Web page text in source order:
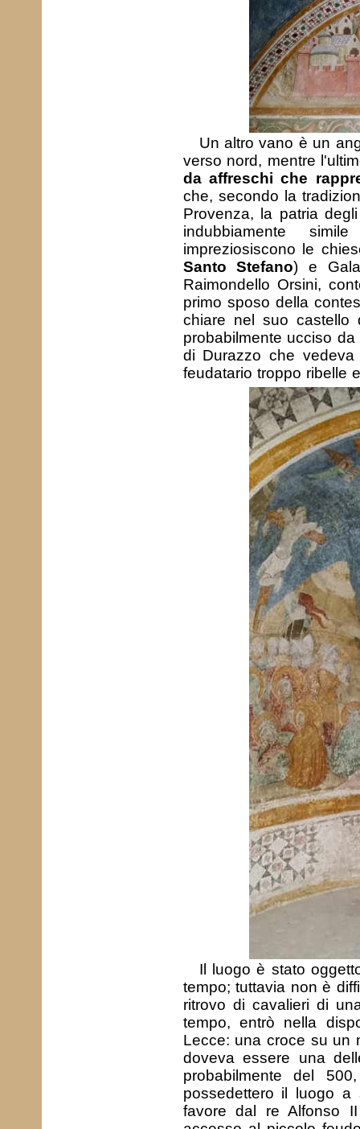
Un altro vano è un
verso nord, mentre
da affreschi che
che, secondo la
Provenza, la patria
indubbiamente
impreziosiscono le
Santo Stefano) e
Raimondello Orsini,
primo sposo della
chiare nel suo castello
probabilmente ucciso
di Durazzo che
feudatario troppo ribelle
Il luogo è stato
tempo; tuttavia non è
ritrovo di cavalieri di
tempo, entrò nella
Lecce: una croce su un
doveva essere una
probabilmente del
possedettero il luogo
favore dal re Alfonso